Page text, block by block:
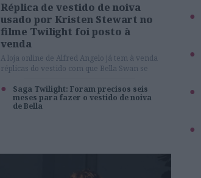
Réplica de vestido de noiva
usado por Kristen Stewart no
filme Twilight foi posto à
venda
A loja online de Alfred Angelo já tem à venda
réplicas do vestido com que Bella Swan se
parte I'Saga Twilight: Foram precisos seis
meses para fazer o vestido de noiva
de Bella